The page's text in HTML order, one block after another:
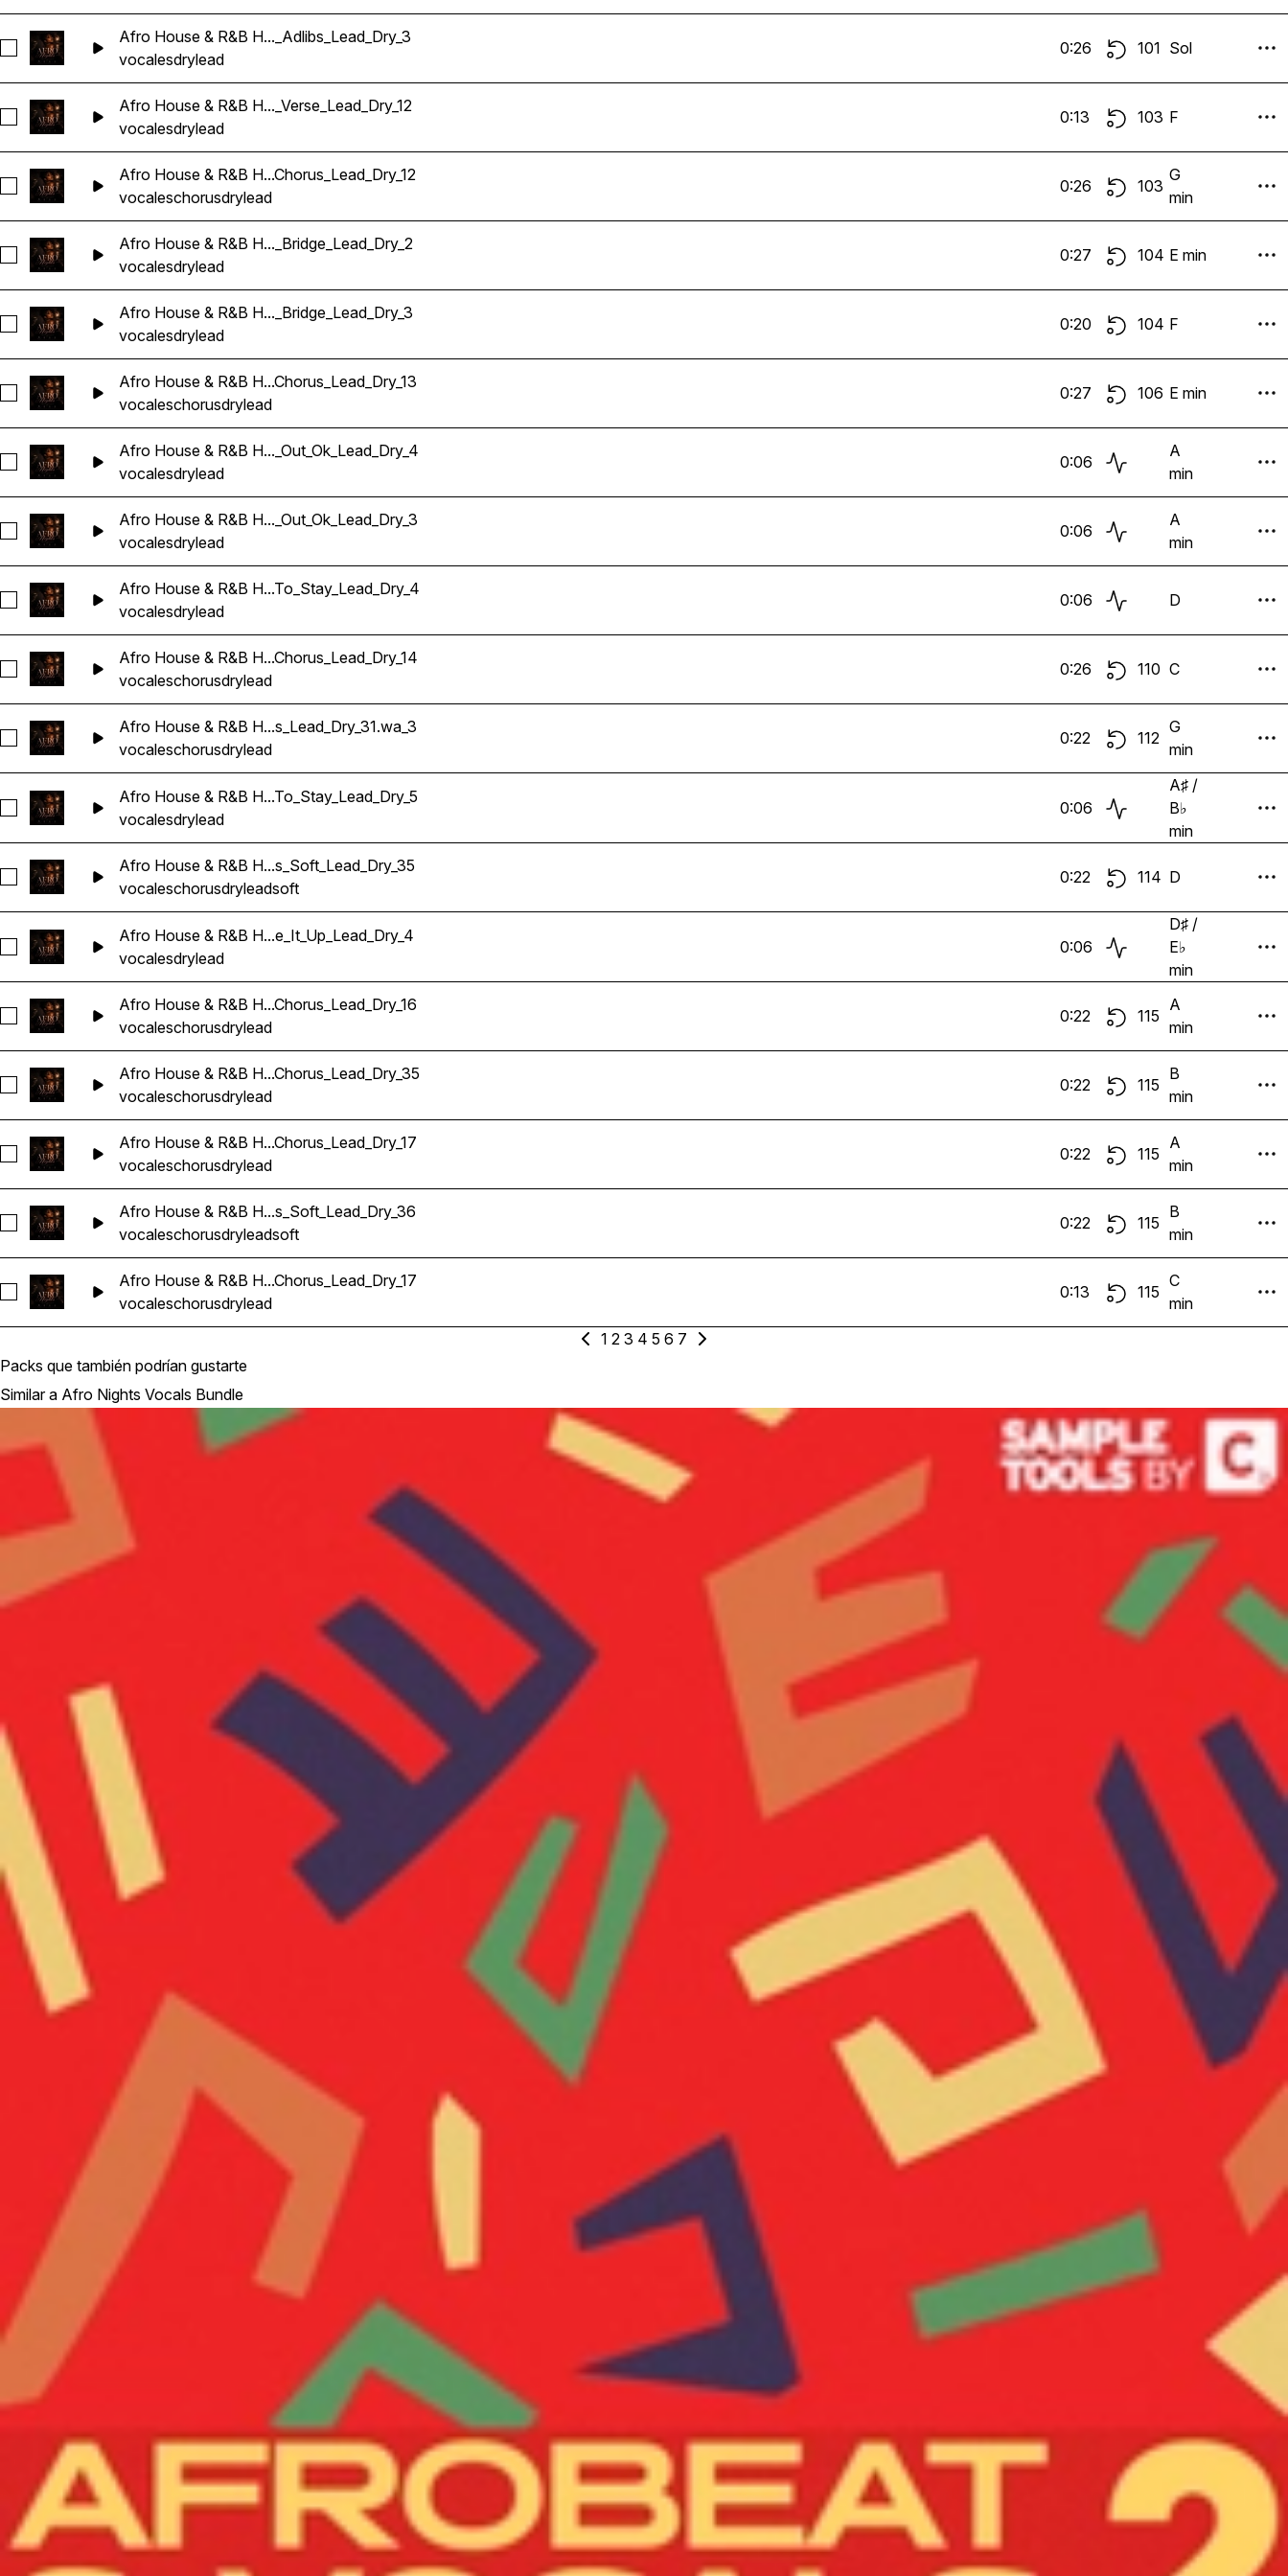
Seleccionar Afro House & R&B Hip Hop Vocals_BarbieMak_101_Vocals_Loops_G_Adlibs_Lead_Dry_3
Afro House & R&B H..._Adlibs_Lead_Dry_3
vocalesdrylead
0:26 101 Sol
Seleccionar Afro House & R&B Hip Hop Vocals_BarbieMak_103_Vocals_Loops_F_Verse_Lead_Dry_12
Afro House & R&B H..._Verse_Lead_Dry_12
vocalesdrylead
0:13 103 F
Seleccionar Afro House & R&B Hip Hop Vocals_BarbieMak_103_Vocals_Loops_Gm_Chorus_Lead_Dry_12
Afro House & R&B H...Chorus_Lead_Dry_12
vocaleschorusdrylead
0:26 103
G
min
Seleccionar Afro House & R&B Hip Hop Vocals_BarbieMak_104_Vocals_Loops_Em_Bridge_Lead_Dry_2
Afro House & R&B H..._Bridge_Lead_Dry_2
vocalesdrylead
0:27 104 E min
Seleccionar Afro House & R&B Hip Hop Vocals_BarbieMak_104_Vocals_Loops_F_Bridge_Lead_Dry_3
Afro House & R&B H..._Bridge_Lead_Dry_3
vocalesdrylead
0:20 104 F
Seleccionar Afro House & R&B Hip Hop Vocals_BarbieMak_106_Vocals_Loops_Em_Chorus_Lead_Dry_13
Afro House & R&B H...Chorus_Lead_Dry_13
vocaleschorusdrylead
0:27 106 E min
Seleccionar Afro House & R&B Hip Hop Vocals_BarbieMak_106_Vocals_One-Shot_Am_Make_It_Out_Ok_Lead_Dry_4
Afro House & R&B H..._Out_Ok_Lead_Dry_4
vocalesdrylead
0:06
A
min
Seleccionar Afro House & R&B Hip Hop Vocals_BarbieMak_106_Vocals_One-Shot_Am_Make_It_Out_Ok_Lead_Dry_3
Afro House & R&B H..._Out_Ok_Lead_Dry_3
vocalesdrylead
0:06
A
min
Seleccionar Afro House & R&B Hip Hop Vocals_BarbieMak_107_Vocals_One-Shot_D_Here_To_Stay_Lead_Dry_4
Afro House & R&B H...To_Stay_Lead_Dry_4
vocalesdrylead
0:06 D
Seleccionar Afro House & R&B Hip Hop Vocals_BarbieMak_110_Vocals_Loops_C_Chorus_Lead_Dry_14
Afro House & R&B H...Chorus_Lead_Dry_14
vocaleschorusdrylead
0:26 110 C
Seleccionar Afro House & R&B Hip Hop Vocals_BarbieMak_112_Vocals_Loops_Gm_Chorus_Lead_Dry_31.wa_3
Afro House & R&B H...s_Lead_Dry_31.wa_3
vocaleschorusdrylead
0:22 112
G
min
Seleccionar Afro House & R&B Hip Hop Vocals_BarbieMak_114_Vocals_One-Shot_Bbm_Here_To_Stay_Lead_Dry_5
Afro House & R&B H...To_Stay_Lead_Dry_5
vocalesdrylead
0:06
A♯ /
B♭
min
Seleccionar Afro House & R&B Hip Hop Vocals_BarbieMak_114_Vocals_Loops_D_Chorus_Soft_Lead_Dry_35
Afro House & R&B H...s_Soft_Lead_Dry_35
vocaleschorusdryleadsoft
0:22 114 D
Seleccionar Afro House & R&B Hip Hop Vocals_BarbieMak_114_Vocals_One-Shot_Ebm_Will_You_Make_It_Up_Lead_Dry_4
Afro House & R&B H...e_It_Up_Lead_Dry_4
vocalesdrylead
0:06
D♯ /
E♭
min
Seleccionar Afro House & R&B Hip Hop Vocals_BarbieMak_115_Vocals_Loops_Am_Chorus_Lead_Dry_16
Afro House & R&B H...Chorus_Lead_Dry_16
vocaleschorusdrylead
0:22 115
A
min
Seleccionar Afro House & R&B Hip Hop Vocals_BarbieMak_115_Vocals_Loops_Bm_Chorus_Lead_Dry_35
Afro House & R&B H...Chorus_Lead_Dry_35
vocaleschorusdrylead
0:22 115
B
min
Seleccionar Afro House & R&B Hip Hop Vocals_BarbieMak_115_Vocals_Loops_Am_Chorus_Lead_Dry_17
Afro House & R&B H...Chorus_Lead_Dry_17
vocaleschorusdrylead
0:22 115
A
min
Seleccionar Afro House & R&B Hip Hop Vocals_BarbieMak_115_Vocals_Loops_Bm_Chorus_Soft_Lead_Dry_36
Afro House & R&B H...s_Soft_Lead_Dry_36
vocaleschorusdryleadsoft
0:22 115
B
min
Seleccionar Afro House & R&B Hip Hop Vocals_BarbieMak_115_Vocals_Loops_Cm_Chorus_Lead_Dry_17
Afro House & R&B H...Chorus_Lead_Dry_17
vocaleschorusdrylead
0:13 115
C
min
1 2 3 4 5 6 7
Packs que también podrían gustarte
Similar a Afro Nights Vocals Bundle